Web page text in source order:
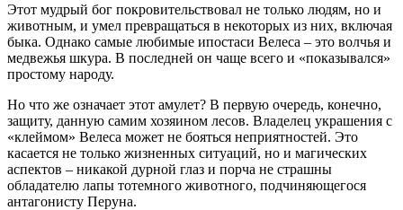
Этот мудрый бог покровительствовал не только людям, но и
животным, и умел превращаться в некоторых из них, включая
быка. Однако самые любимые ипостаси Велеса – это волчья и
медвежья шкура. В последней он чаще всего и «показывался»
простому народу.
Но что же означает этот амулет? В первую очередь, конечно,
защиту, данную самим хозяином лесов. Владелец украшения с
«клеймом» Велеса может не бояться неприятностей. Это
касается не только жизненных ситуаций, но и магических
аспектов – никакой дурной глаз и порча не страшны
обладателю лапы тотемного животного, подчиняющегося
антагонисту Перуна.